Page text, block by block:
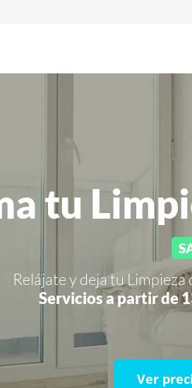
tu
Relájate y deja tu Limpieza
Servicios a partir de
Ver